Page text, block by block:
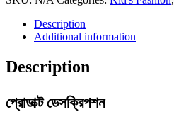
Description
Additional information
Description
প্রোডাক্ট ডেসক্রিপশন